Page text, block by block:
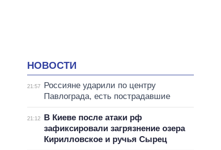
НОВОСТИ
21:57
Россияне ударили по центру
Павлограда, есть пострадавшие
21:12
В Киеве после атаки рф
зафиксировали загрязнение озера
Кирилловское и ручья Сырец